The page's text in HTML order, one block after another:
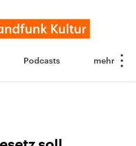
Podcasts